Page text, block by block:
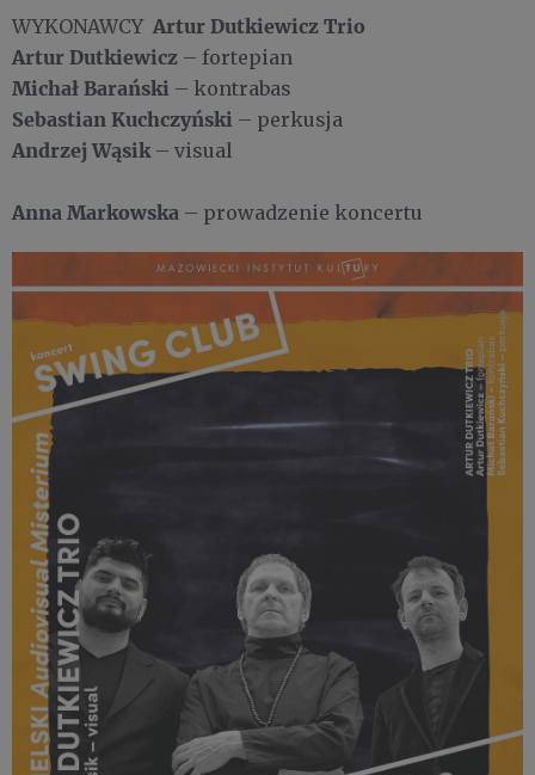
WYKONAWCYArtur Dutkiewicz Trio
Artur Dutkiewicz – fortepian
Michał Barański – kontrabas
Sebastian Kuchczyński – perkusja
Andrzej Wąsik – visual
Anna Markowska – prowadzenie koncertu